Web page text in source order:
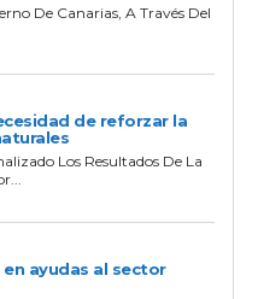
De Canarias, A Través Del
de reforzar la
Los Resultados De La
en ayudas al sector